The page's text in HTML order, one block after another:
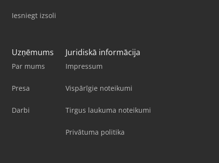
Iesniegt izsoli
Uzņēmums
Par mums
Presa
Darbi
Juridiskā informācija
Impressum
Vispārīgie noteikumi
Tirgus laukuma noteikumi
Privātuma politika